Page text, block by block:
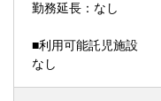
勤務延長：なし
■利用可能託児施設
なし